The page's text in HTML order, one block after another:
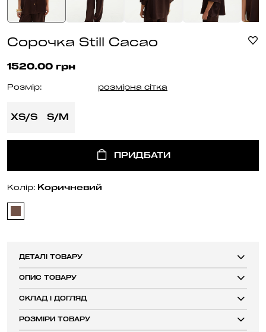
Сорочка Still Cacao
1520.00 грн
Розмір: розмірна сітка
XS/S S/M
ПРИДБАТИ
Колір: Коричневий
ДЕТАЛІ ТОВАРУ
ОПИС ТОВАРУ
СКЛАД І ДОГЛЯД
РОЗМІРИ ТОВАРУ